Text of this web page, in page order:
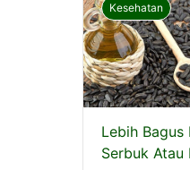
Kesehatan
Lebih Bagus
Serbuk Atau